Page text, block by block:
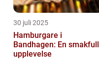
30 juli 2025
Hamburgare i
Bandhagen: En smakfull
upplevelse